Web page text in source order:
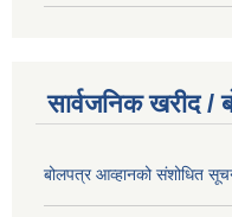
सार्वजनिक खरीद /
बोलपत्र आव्हानको संशोधित